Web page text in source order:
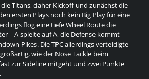
die Titans, daher Kickoff und zunächst die
ersten Plays noch kein Big Play für eine
flog eine tiefe Wheel Route die
– A spielte auf A, die Defense kommt
Pikes. Die TPC allerdings verteidigte
wie der Nose Tackle beim
zur Sideline mitgeht und zwei Punkte